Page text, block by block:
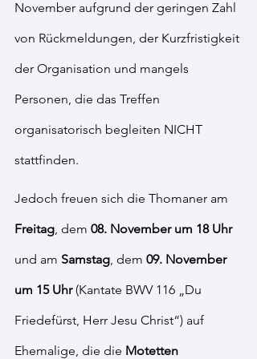
November aufgrund der geringen Zahl
von Rückmeldungen, der Kurzfristigkeit
der Organisation und mangels
Personen, die das Treffen
organisatorisch begleiten NICHT
stattfinden.
Jedoch freuen sich die Thomaner am
Freitag, dem 08. November um 18 Uhr
und am Samstag, dem 09. November
um 15 Uhr (Kantate BWV 116 „Du
Friedefürst, Herr Jesu Christ“) auf
Ehemalige, die die Motetten